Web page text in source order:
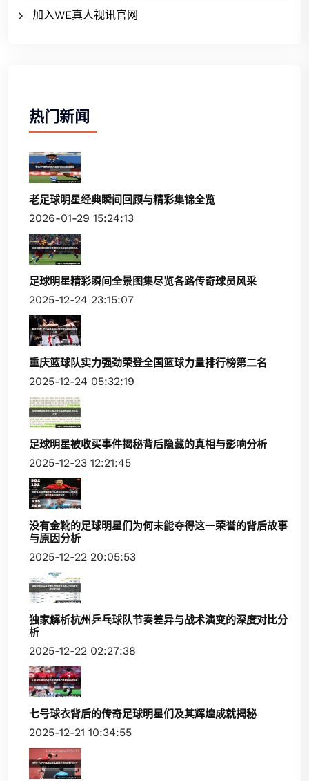
加入WE真人视讯官网
热门新闻
老足球明星经典瞬间回顾与精彩集锦全览
2026-01-29 15:24:13
足球明星精彩瞬间全景图集尽览各路传奇球员风采
2025-12-24 23:15:07
重庆篮球队实力强劲荣登全国篮球力量排行榜第二名
2025-12-24 05:32:19
足球明星被收买事件揭秘背后隐藏的真相与影响分析
2025-12-23 12:21:45
没有金靴的足球明星们为何未能夺得这一荣誉的背后故事
与原因分析
2025-12-22 20:05:53
独家解析杭州乒乓球队节奏差异与战术演变的深度对比分
析
2025-12-22 02:27:38
七号球衣背后的传奇足球明星们及其辉煌成就揭秘
2025-12-21 10:34:55